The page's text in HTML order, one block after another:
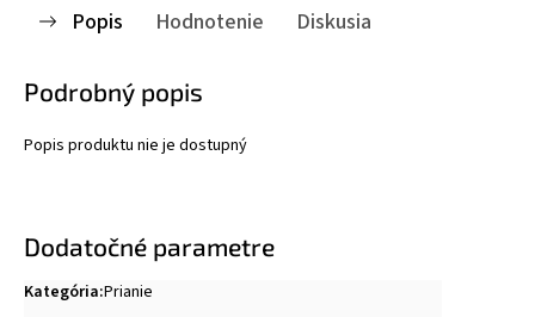
Popis Hodnotenie Diskusia
Podrobný popis
Popis produktu nie je dostupný
Dodatočné parametre
Kategória:Prianie